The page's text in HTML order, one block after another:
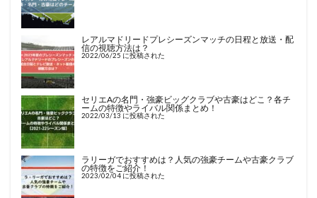
レアルマドリードプレシーズンマッチの日程と放送・配
信の視聴方法は？
2022/06/25 に投稿された
セリエAの名門・強豪ビッグクラブや古豪はどこ？各チ
ームの特徴やライバル関係まとめ！
2022/03/13 に投稿された
ラリーガでおすすめは？人気の強豪チームや古豪クラブ
の特徴をご紹介！
2023/02/04 に投稿された